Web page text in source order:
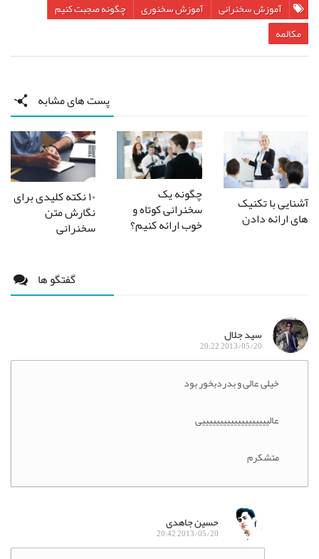
آموزش سخنرانی آموزش سخنوری
چگونه صجبت کنیم
مکالمه
پست های مشابه
آشنایی با تکنیک
های ارائه دادن
چگونه یک
سخنرانی کوتاه و
خوب ارائه کنیم؟
۱۰ نکته کلیدی برای
نگارش متن
سخنرانی
گفتگو ها
سید جلال
2013/05/20 20:22
خیلی عالی و بدردبخور بود
عالیییییییییییییییییییی
متشکرم
حسین جاهدی
2013/05/20 20:42